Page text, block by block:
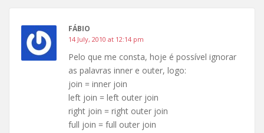
FÁBIO
14 July, 2010 at 12:14 pm
Pelo que me consta, hoje é possível ignorar
as palavras inner e outer, logo:
join = inner join
left join = left outer join
right join = right outer join
full join = full outer join